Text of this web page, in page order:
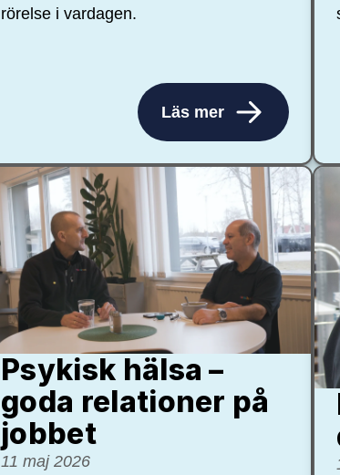
rörelse i vardagen.
Läs mer
Psykisk hälsa –
goda relationer på
jobbet
11 maj 2026